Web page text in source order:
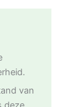
van